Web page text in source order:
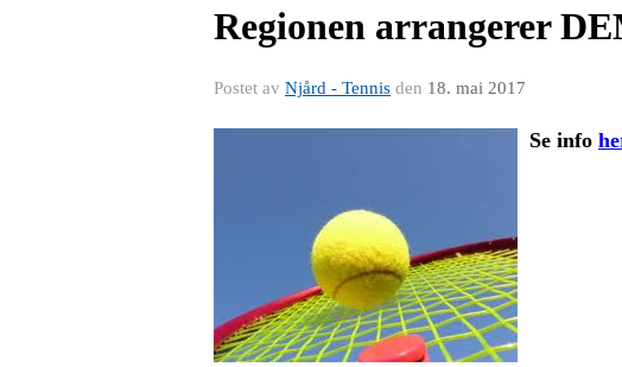
Regionen arrangerer
Postet av Njård - Tennis den 18. mai 2017
Se info